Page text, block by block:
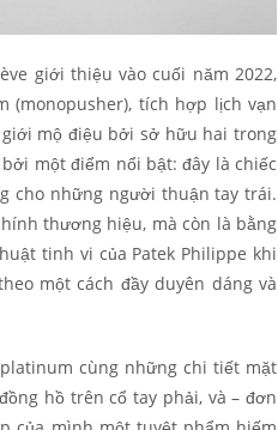
giới thiệu vào cuối năm 2022,
(monopusher), tích hợp lịch vạn
mộ điệu bởi sở hữu hai trong
một điểm nổi bật: đây là chiếc
cho những người thuận tay trái.
thương hiệu, mà còn là bằng
tinh vi của Patek Philippe khi
một cách đầy duyên dáng và
cùng những chi tiết mặt
hồ trên cổ tay phải, và – đơn